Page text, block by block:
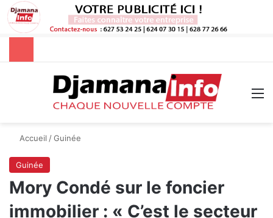
Rechercher
Accueil /Guinée
Guinée
Mory Condé sur le foncier
immobilier : « C’est le secteur